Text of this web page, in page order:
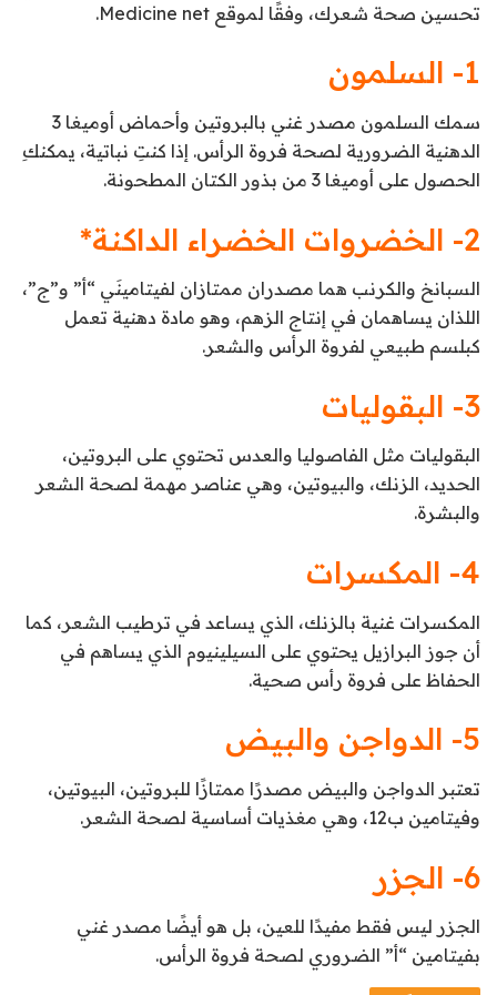
تحسين صحة شعرك، وفقًا لموقع Medicine net.
1- السلمون
سمك السلمون مصدر غني بالبروتين وأحماض أوميغا 3
الدهنية الضرورية لصحة فروة الرأس. إذا كنتِ نباتية، يمكنكِ
الحصول على أوميغا 3 من بذور الكتان المطحونة.
2- الخضروات الخضراء الداكنة*
السبانخ والكرنب هما مصدران ممتازان لفيتامينَي “أ” و”ج”،
اللذان يساهمان في إنتاج الزهم، وهو مادة دهنية تعمل
كبلسم طبيعي لفروة الرأس والشعر.
3- البقوليات
البقوليات مثل الفاصوليا والعدس تحتوي على البروتين،
الحديد، الزنك، والبيوتين، وهي عناصر مهمة لصحة الشعر
والبشرة.
4- المكسرات
المكسرات غنية بالزنك، الذي يساعد في ترطيب الشعر، كما
أن جوز البرازيل يحتوي على السيلينيوم الذي يساهم في
الحفاظ على فروة رأس صحية.
5- الدواجن والبيض
تعتبر الدواجن والبيض مصدرًا ممتازًا للبروتين، البيوتين،
وفيتامين ب12، وهي مغذيات أساسية لصحة الشعر.
6- الجزر
الجزر ليس فقط مفيدًا للعين، بل هو أيضًا مصدر غني
بفيتامين “أ” الضروري لصحة فروة الرأس.